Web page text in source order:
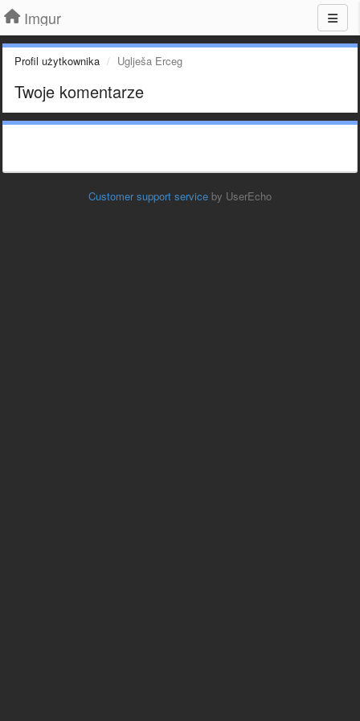
Imgur
Profil użytkownika Uglješa Erceg
Twoje komentarze
Customer support service by UserEcho